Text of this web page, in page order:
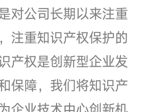
对公司长期以来注重
注重知识产权保护的
产权是创新型企业发
保障，我们将知识产